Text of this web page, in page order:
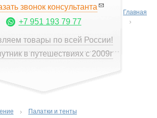
звонок консультанта
+7 951 193 79 77
товары по всей России!
в путешествиях с 2009г
Главная
Палатки и тенты